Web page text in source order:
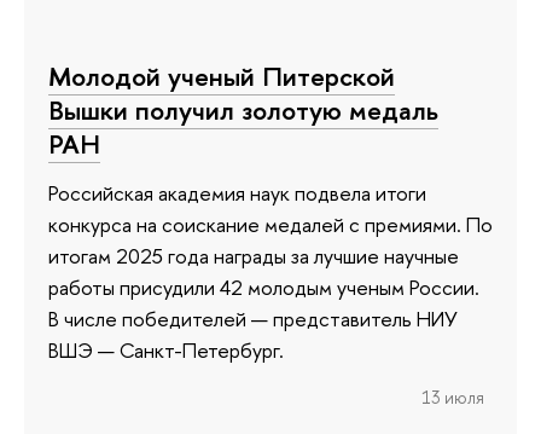
Молодой ученый Питерской
Вышки получил золотую медаль
РАН
Российская академия наук подвела итоги
конкурса на соискание медалей с премиями. По
итогам 2025 года награды за лучшие научные
работы присудили 42 молодым ученым России.
В числе победителей — представитель НИУ
ВШЭ — Санкт-Петербург.
13 июля